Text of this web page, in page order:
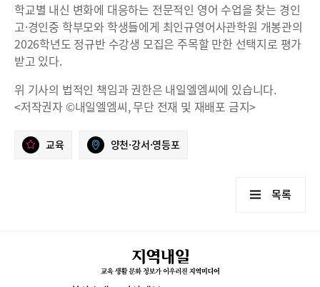
학교별 내신 변화에 대응하는 전문적인 영어 수업을 찾는 경인
고·경인중 학부모와 학생들에게 최인규영어사관학원 개봉관의
2026학년도 정규반 수강생 모집은 주목할 만한 선택지로 평가
받고 있다.
위 기사의 법적인 책임과 권한은 내일엘엠씨에 있습니다.
<저작권자 ©내일엘엠씨, 무단 전재 및 재배포 금지>
교육 양천·강서·영등포
목록